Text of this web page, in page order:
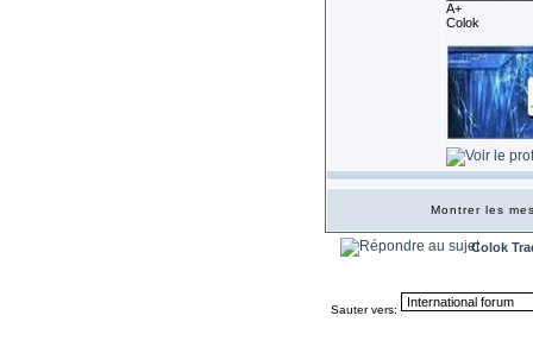
A+
Colok
Montrer les
Colok
Sauter vers: